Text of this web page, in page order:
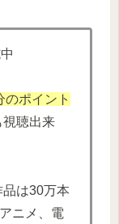
のポイント
視聴出来
品は30万本
ニメ、電